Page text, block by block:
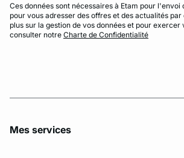
Ces données sont nécessaires à Etam pour l'envoi
pour vous adresser des offres et des actualités
plus sur la gestion de vos données et pour exercer
consulter notre Charte de Confidentialité
Mes services